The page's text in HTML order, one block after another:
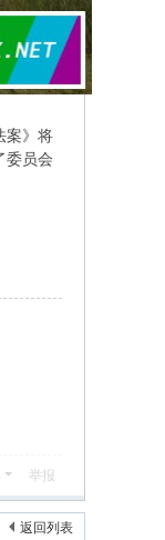
案》将
委员会
举报
返回列表